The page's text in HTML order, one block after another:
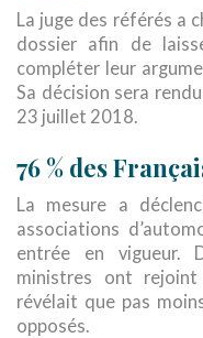
La juge des référés a
dossier afin de
compléter leur
Sa décision sera
23 juillet 2018.
76 % des
La mesure a
associations
entrée en vigueur.
ministres ont
révélait que pas
opposés.